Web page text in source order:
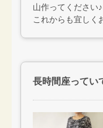
山作ってください♪
これからも宜しく
長時間座ってい